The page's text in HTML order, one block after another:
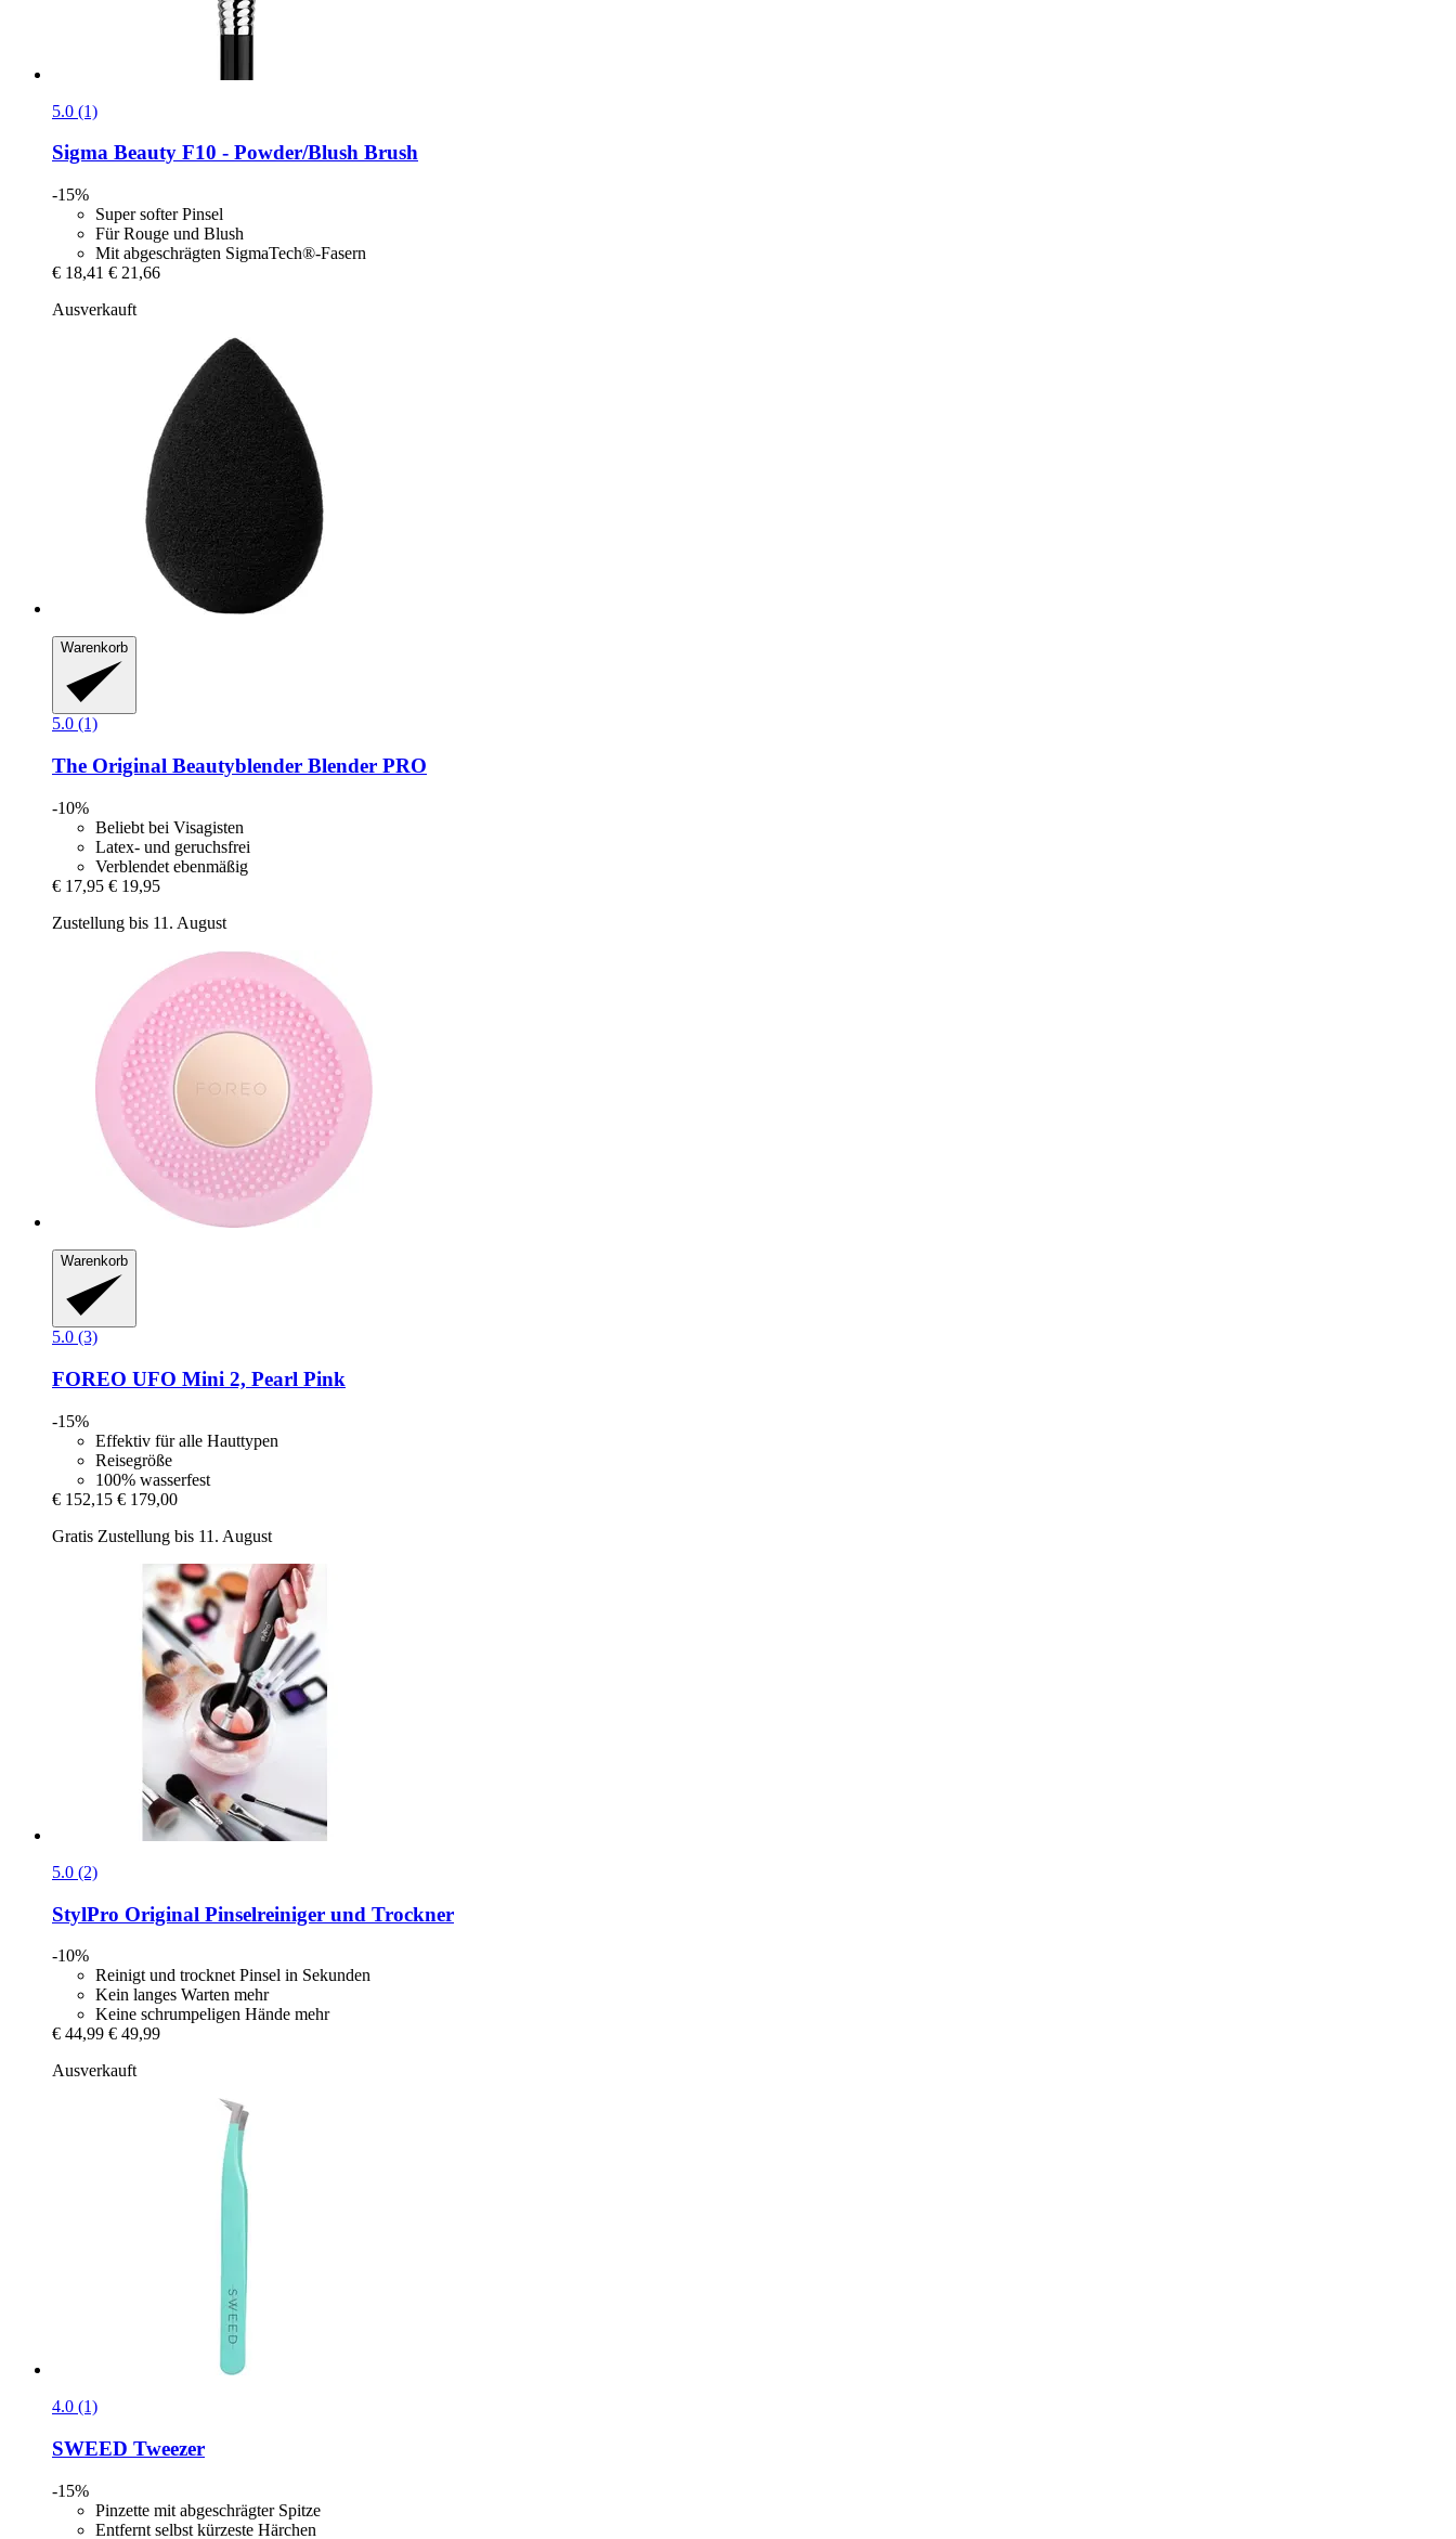
5.0 (1)
Sigma Beauty F10 -​ Powder/Blush Brush
-15%
Super softer Pinsel
Für Rouge und Blush
Mit abgeschrägten SigmaTech®-Fasern
€ 18,41 € 21,66
Ausverkauft
Warenkorb
5.0 (1)
The Original Beautyblender Blender PRO
-10%
Beliebt bei Visagisten
Latex- und geruchsfrei
Verblendet ebenmäßig
€ 17,95 € 19,95
Zustellung bis 11. August
Warenkorb
5.0 (3)
FOREO UFO Mini 2, Pearl Pink
-15%
Effektiv für alle Hauttypen
Reisegröße
100% wasserfest
€ 152,15 € 179,00
Gratis Zustellung bis 11. August
5.0 (2)
StylPro Original Pinselreiniger und Trockner
-10%
Reinigt und trocknet Pinsel in Sekunden
Kein langes Warten mehr
Keine schrumpeligen Hände mehr
€ 44,99 € 49,99
Ausverkauft
4.0 (1)
SWEED Tweezer
-15%
Pinzette mit abgeschrägter Spitze
Entfernt selbst kürzeste Härchen